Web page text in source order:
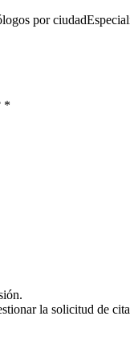
por ciudad
*
la solicitud de